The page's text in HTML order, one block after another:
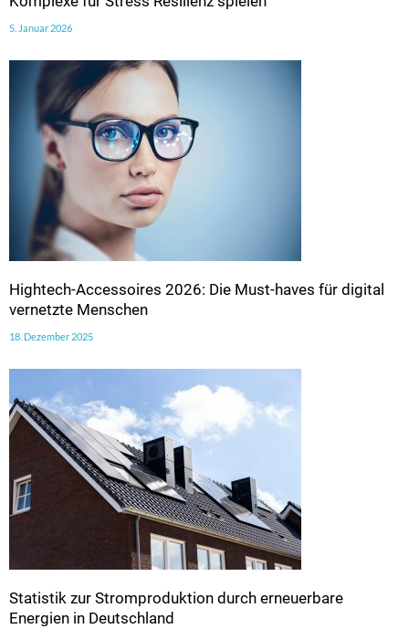
5. Januar 2026
Hightech-Accessoires 2026: Die Must-haves für digital
vernetzte Menschen
18. Dezember 2025
Statistik zur Stromproduktion durch erneuerbare
Energien in Deutschland